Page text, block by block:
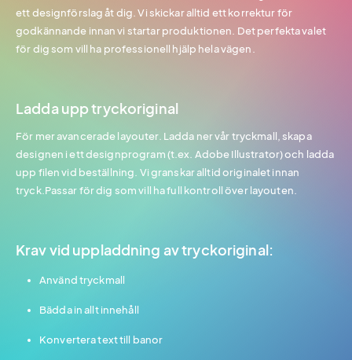
ett designförslag åt dig. Vi skickar alltid ett korrektur för
godkännande innan vi startar produktionen. Det perfekta valet
för dig som vill ha professionell hjälp hela vägen.
Ladda upp tryckoriginal
För mer avancerade layouter. Ladda ner vår tryckmall, skapa
designen i ett designprogram (t.ex. Adobe Illustrator) och ladda
upp filen vid beställning. Vi granskar alltid originalet innan
tryck.Passar för dig som vill ha full kontroll över layouten.
Krav vid uppladdning av tryckoriginal:
Använd tryckmall
Bädda in allt innehåll
Konvertera text till banor